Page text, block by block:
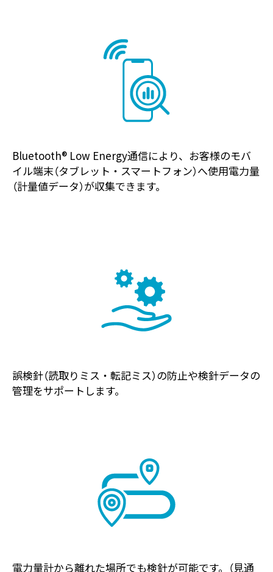
Bluetooth® Low Energy通信により、お客様のモバ
イル端末（タブレット・スマートフォン）へ使用電力量
（計量値データ）が収集できます。
誤検針（読取りミス・転記ミス）の防止や検針データの
管理をサポートします。
電力量計から離れた場所でも検針が可能です。（見通